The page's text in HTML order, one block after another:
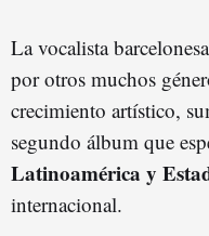
La vocalista
por otros muchos
crecimiento artístico,
segundo álbum que
Latinoamérica y
internacional.